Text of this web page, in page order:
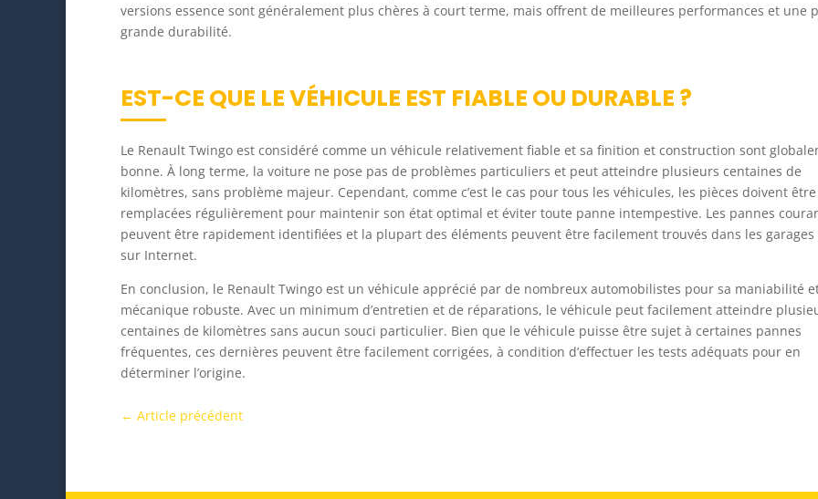
versions essence sont généralement plus chères à court terme, mais offrent de meilleures performances et une
grande durabilité.
EST-CE QUE LE VÉHICULE EST FIABLE OU DURABLE ?
Le Renault Twingo est considéré comme un véhicule relativement fiable et sa finition et construction sont
bonne. À long terme, la voiture ne pose pas de problèmes particuliers et peut atteindre plusieurs centaines de
kilomètres, sans problème majeur. Cependant, comme c’est le cas pour tous les véhicules, les pièces doivent être
remplacées régulièrement pour maintenir son état optimal et éviter toute panne intempestive. Les pannes
peuvent être rapidement identifiées et la plupart des éléments peuvent être facilement trouvés dans les garages
sur Internet.
En conclusion, le Renault Twingo est un véhicule apprécié par de nombreux automobilistes pour sa maniabilité
mécanique robuste. Avec un minimum d’entretien et de réparations, le véhicule peut facilement atteindre
centaines de kilomètres sans aucun souci particulier. Bien que le véhicule puisse être sujet à certaines pannes
fréquentes, ces dernières peuvent être facilement corrigées, à condition d’effectuer les tests adéquats pour en
déterminer l’origine.
← Article précédent